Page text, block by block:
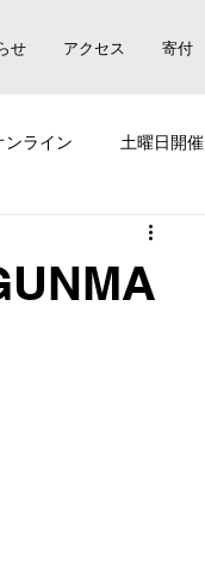
せ アクセス 寄付
ンライン 土曜日開催